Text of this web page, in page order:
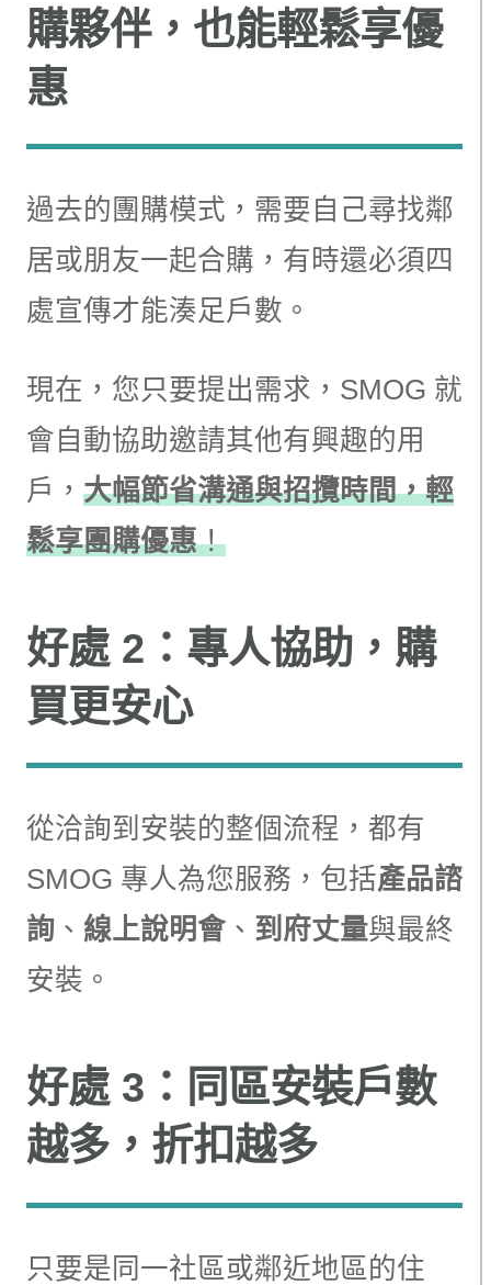
購夥伴，也能輕鬆享優
惠
過去的團購模式，需要自己尋找鄰
居或朋友一起合購，有時還必須四
處宣傳才能湊足戶數。
現在，您只要提出需求，SMOG 就
會自動協助邀請其他有興趣的用
戶， 大幅節省溝通與招攬時間，輕
鬆享團購優惠！
好處 2：專人協助，購
買更安心
從洽詢到安裝的整個流程，都有
SMOG 專人為您服務，包括產品諮
詢 、 線上說明會、 到府丈量與最終
安裝。
好處 3：同區安裝戶數
越多，折扣越多
只要是同一社區或鄰近地區的住